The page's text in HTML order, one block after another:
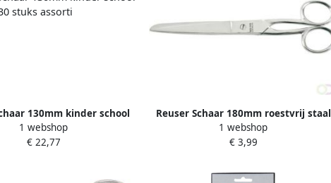
130mm kinder school
Ã 30 stuks assorti
1 webshop
€ 22,77
Reuser Schaar 180mm roestvrij staal
1 webshop
€ 3,99